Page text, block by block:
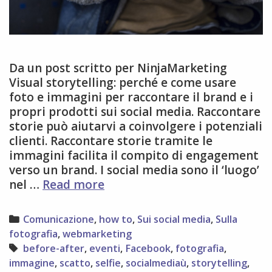
Da un post scritto per NinjaMarketing
Visual storytelling: perché e come usare
foto e immagini per raccontare il brand e i
propri prodotti sui social media. Raccontare
storie può aiutarvi a coinvolgere i potenziali
clienti. Raccontare storie tramite le
immagini facilita il compito di engagement
verso un brand. I social media sono il ‘luogo’
nel … Read more8
per
fare
visual
storytelling
Categories
Comunicazione, how to, Sui social media, Sulla
fotografia,webmarketing
Tags
before-after, eventi, Facebook, fotografia,
immagine, scatto, selfie, socialmediaù, storytelling,